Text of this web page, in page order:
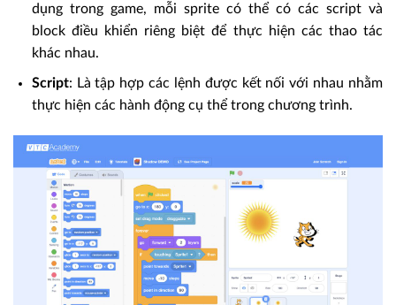
dụng trong game, mỗi sprite có thể có các script và
block điều khiển riêng biệt để thực hiện các thao tác
khác nhau.
Script: Là tập hợp các lệnh được kết nối với nhau nhằm
thực hiện các hành động cụ thể trong chương trình.